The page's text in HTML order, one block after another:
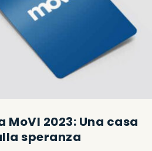
MoVI 2023: Una casa
speranza